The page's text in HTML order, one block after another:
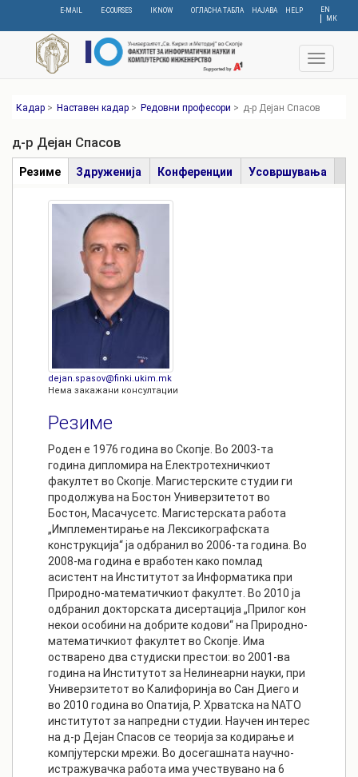
content
EN
МК
E-MAIL E-COURSES IKNOW ОГЛАСНА ТАБЛА НАЈАВА HELP
Toggle
Кадар > Наставен кадар > Редовни професори > д-р Дејан Спасов
д-р Дејан Спасов
Табови
Резиме (active
tab)
Здруженија Конференции Усовршувања
dejan.spasov@finki.ukim.mk
Нема закажани консултации
Резиме
Роден е 1976 година во Скопје. Во 2003-та
година дипломира на Електротехничкиот
факултет во Скопје. Магистерските студии ги
продолжува на Бостон Универзитетот во
Бостон, Масачусетс. Магистерската работа
„Имплементирање на Лексикографската
конструкција“ ја одбранил во 2006-та година. Во
2008-ма година е вработен како помлад
асистент на Институтот за Информатика при
Природно-математичкиот факултет. Во 2010 ја
одбранил докторската дисертација „Прилог кон
некои особини на добрите кодови“ на Природно-
математичкиот факултет во Скопје. Има
остварено два студиски престои: во 2001-ва
година на Институтот за Нелинеарни науки, при
Универзитетот во Калифоринја во Сан Диего и
во 2010 година во Опатија, Р. Хрватска на NATO
институтот за напредни студии. Научен интерес
на д-р Дејан Спасов се теорија за кодирање и
компјутерски мрежи. Во досегашната научно-
истражувачка работа има учествувано на 6